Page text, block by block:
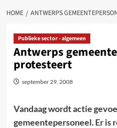
HOME ANTWERPS
Publieke sector - algemeen
Antwerps
protesteert
september 29, 2008
Vandaag wordt actie
gemeentepersoneel. Er is